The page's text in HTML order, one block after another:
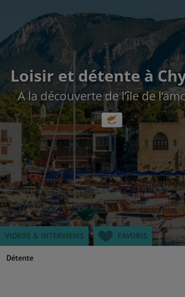
Loisir et détente à
A la découverte de l’île de
VIDEOS & INTERVIEWS FAVORIS
Détente